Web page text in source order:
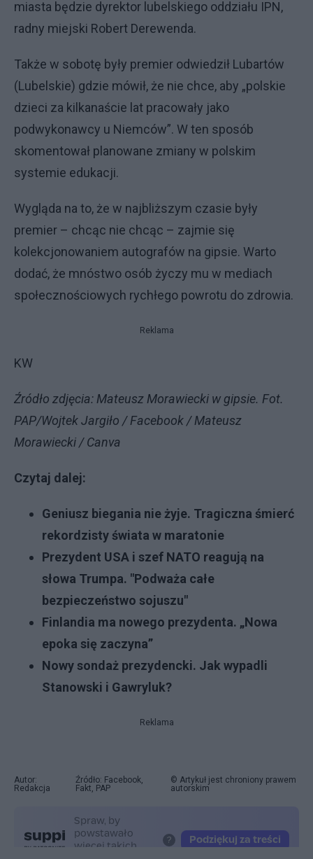
miasta będzie dyrektor lubelskiego oddziału IPN,
radny miejski Robert Derewenda.
Także w sobotę były premier odwiedził Lubartów
(Lubelskie) gdzie mówił, że nie chce, aby „polskie
dzieci za kilkanaście lat pracowały jako
podwykonawcy u Niemców”. W ten sposób
skomentował planowane zmiany w polskim
systemie edukacji.
Wygląda na to, że w najbliższym czasie były
premier – chcąc nie chcąc – zajmie się
kolekcjonowaniem autografów na gipsie. Warto
dodać, że mnóstwo osób życzy mu w mediach
społecznościowych rychłego powrotu do zdrowia.
Reklama
KW
Źródło zdjęcia: Mateusz Morawiecki w gipsie. Fot.
PAP/Wojtek Jargiło / Facebook / Mateusz
Morawiecki / Canva
Czytaj dalej:
Geniusz biegania nie żyje. Tragiczna śmierć
rekordzisty świata w maratonie
Prezydent USA i szef NATO reagują na
słowa Trumpa. "Podważa całe
bezpieczeństwo sojuszu"
Finlandia ma nowego prezydenta. „Nowa
epoka się zaczyna”
Nowy sondaż prezydencki. Jak wypadli
Stanowski i Gawryluk?
Reklama
Autor:
Redakcja
Źródło: Facebook,
Fakt, PAP
© Artykuł jest chroniony prawem
autorskim